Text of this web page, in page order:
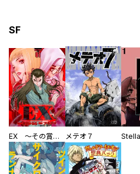
SF
EX ～その賞金稼ぎは、世界の出口を探す～【単行本版】 メテオ７